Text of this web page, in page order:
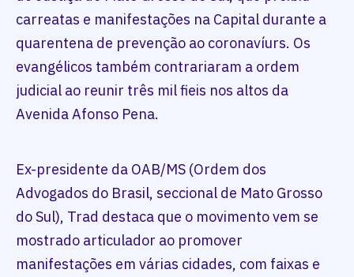
carreatas e manifestações na Capital durante a
quarentena de prevenção ao coronavíurs. Os
evangélicos também contrariaram a ordem
judicial ao reunir três mil fieis nos altos da
Avenida Afonso Pena.
Ex-presidente da OAB/MS (Ordem dos
Advogados do Brasil, seccional de Mato Grosso
do Sul), Trad destaca que o movimento vem se
mostrado articulador ao promover
manifestações em várias cidades, com faixas e